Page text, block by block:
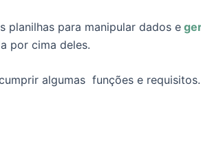
planilhas para manipular dados e
por cima deles.
algumas funções e